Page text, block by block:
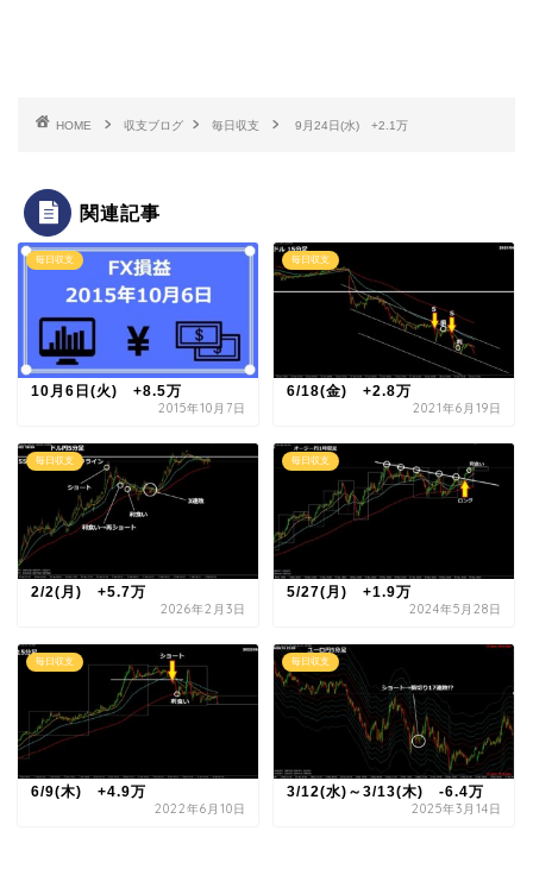
HOME 収支ブログ 毎日収支 9月24日(水) +2.1万
関連記事
毎日収支
10月6日(火) +8.5万
2015年10月7日
毎日収支
6/18(金) +2.8万
2021年6月19日
毎日収支
2/2(月) +5.7万
2026年2月3日
毎日収支
5/27(月) +1.9万
2024年5月28日
毎日収支
6/9(木) +4.9万
2022年6月10日
毎日収支
3/12(水)～3/13(木) -6.4万
2025年3月14日